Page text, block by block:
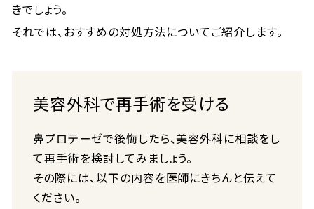
きでしょう。
それでは、おすすめの対処方法についてご紹介します。
美容外科で再手術を受ける
鼻プロテーゼで後悔したら、美容外科に相談をし
て再手術を検討してみましょう。
その際には、以下の内容を医師にきちんと伝えて
ください。